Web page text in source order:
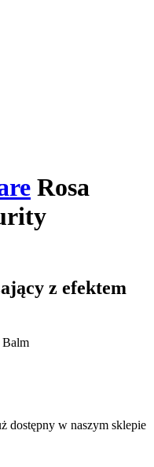
Rosa
z efektem
Balm
dostępny w naszym sklepie